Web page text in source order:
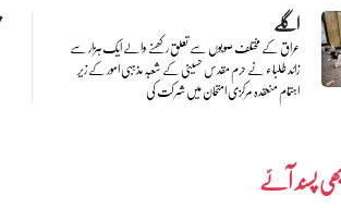
اگلے
عراق کے مختلف صوبوں سے تعلق رکھنے والے ایک ہزار سے
زائد طلباء نے حرم مقدس حسینی کے شعبہ مذہبی امور کے زیر
اہتمام منعقدہ مرکزی امتحان میں شرکت کی
پسند آئے